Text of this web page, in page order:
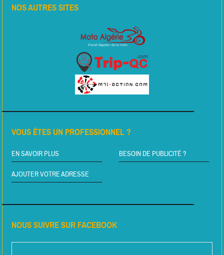
NOS AUTRES SITES
VOUS ÊTES UN PROFESSIONNEL ?
EN SAVOIR PLUS BESOIN DE PUBLICITÉ ?
AJOUTER VOTRE ADRESSE
NOUS SUIVRE SUR FACEBOOK